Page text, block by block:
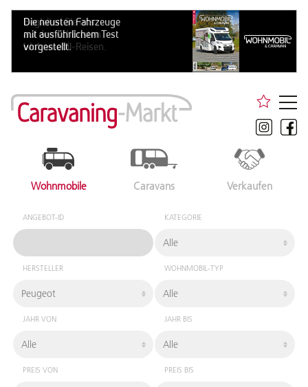
Wohnmobile Caravans Verkaufen
ANGEBOT-ID KATEGORIE
HERSTELLER WOHNMOBIL-TYP
JAHR VON JAHR BIS
PREIS VON PREIS BIS